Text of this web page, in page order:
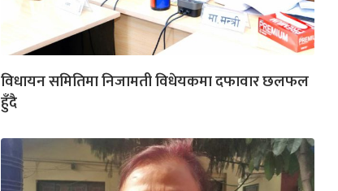
विधायन समितिमा निजामती विधेयकमा दफावार छलफल
हुँदै